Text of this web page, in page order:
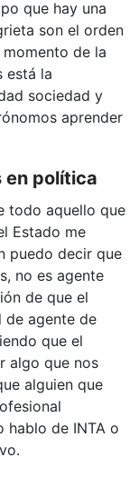
que hay una
son el orden
de la
está la
sociedad y
aprender
en política
todo aquello que
Estado me
puedo decir que
no es agente
de que el
de agente de
que el
algo que nos
alguien que
hablo de INTA o